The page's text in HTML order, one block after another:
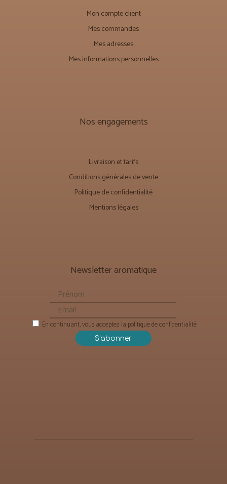
Mon compte client
Mes commandes
Mes adresses
Mes informations personnelles
Nos engagements
Livraison et tarifs
Conditions générales de vente
Politique de confidentialité
Mentions légales
Newsletter aromatique
En continuant, vous acceptez la politique de confidentialité